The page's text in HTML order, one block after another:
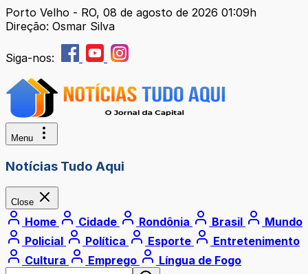
Porto Velho - RO, 08 de agosto de 2026 01:09h
Direção: Osmar Silva
Siga-nos:
Menu
Notícias Tudo Aqui
Close
Home Cidade Rondônia Brasil
Mundo
Policial
Política Esporte
Entretenimento
Cultura
Emprego Língua de Fogo